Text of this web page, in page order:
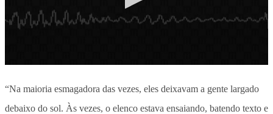
“Na maioria esmagadora das vezes, eles deixavam a gente largado
debaixo do sol. Às vezes, o elenco estava ensaiando, batendo texto e